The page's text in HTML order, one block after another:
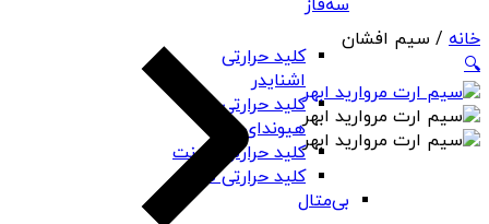
کلید حرارتی
اشنایدر
کلید حرارتی
هیوندای
کلید حرارتی چینت
کلید حرارتی PNS
بی‌متال
سه‌فاز
خانه / سیم افشان
🔍